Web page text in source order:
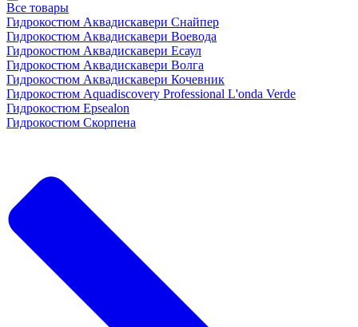
Все товары
Гидрокостюм Аквадискавери Снайпер
Гидрокостюм Аквадискавери Воевода
Гидрокостюм Аквадискавери Есаул
Гидрокостюм Аквадискавери Волга
Гидрокостюм Аквадискавери Кочевник
Гидрокостюм Aquadiscovery Professional L'onda Verde
Гидрокостюм Epsealon
Гидрокостюм Скорпена